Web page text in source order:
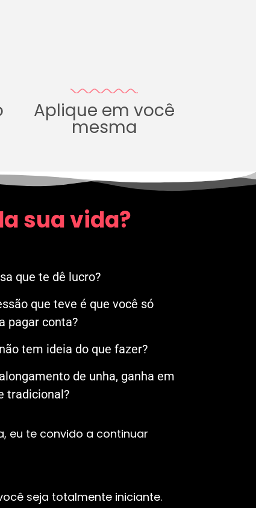
Aplique em você
mesma
sua vida?
que te dê lucro?
que teve é que você só
pagar conta?
tem ideia do que fazer?
de unha, ganha em
tradicional?
eu te convido a continuar
seja totalmente iniciante.